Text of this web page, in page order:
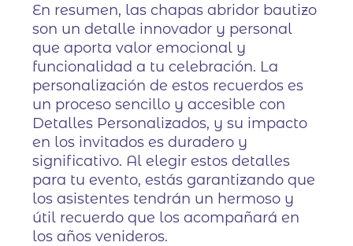
En resumen, las chapas abridor bautizo
son un detalle innovador y personal
que aporta valor emocional y
funcionalidad a tu celebración. La
personalización de estos recuerdos es
un proceso sencillo y accesible con
Detalles Personalizados, y su impacto
en los invitados es duradero y
significativo. Al elegir estos detalles
para tu evento, estás garantizando que
los asistentes tendrán un hermoso y
útil recuerdo que los acompañará en
los años venideros.